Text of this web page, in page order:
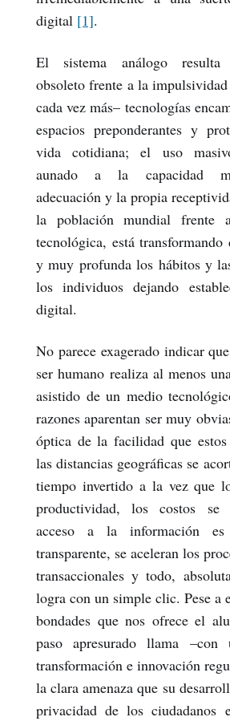
digital [1].
El sistema análogo resulta
obsoleto frente a la
cada vez más– tecnologías
espacios preponderantes y
vida cotidiana; el uso
aunado a la capacidad
adecuación y la propia
la población mundial frente
tecnológica, está transformando
y muy profunda los hábitos y
los individuos dejando
digital.
No parece exagerado indicar
ser humano realiza al menos
asistido de un medio
razones aparentan ser muy
óptica de la facilidad que estos
las distancias geográficas se
tiempo invertido a la vez que
productividad, los costos se
acceso a la información es
transparente, se aceleran los
transaccionales y todo,
logra con un simple clic. Pese a
bondades que nos ofrece el
paso apresurado llama
transformación e innovación
la clara amenaza que su
privacidad de los ciudadanos